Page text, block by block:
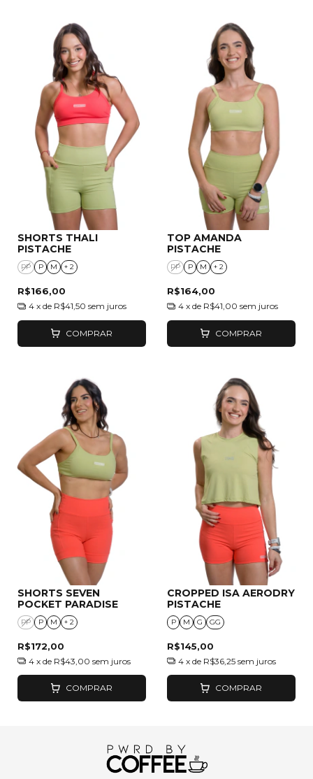
SHORTS THALI
PISTACHE
PP P M + 2
R$166,00
4 x de R$41,50 sem juros
COMPRAR
TOP AMANDA
PISTACHE
PP P M + 2
R$164,00
4 x de R$41,00 sem juros
COMPRAR
SHORTS SEVEN
POCKET PARADISE
PP P M + 2
R$172,00
4 x de R$43,00 sem juros
COMPRAR
CROPPED ISA AERODRY
PISTACHE
P M G GG
R$145,00
4 x de R$36,25 sem juros
COMPRAR